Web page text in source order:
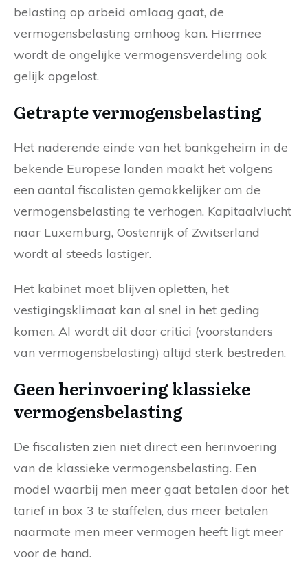
belasting op arbeid omlaag gaat, de
vermogensbelasting omhoog kan. Hiermee
wordt de ongelijke vermogensverdeling ook
gelijk opgelost.
Getrapte vermogensbelasting
Het naderende einde van het bankgeheim in de
bekende Europese landen maakt het volgens
een aantal fiscalisten gemakkelijker om de
vermogensbelasting te verhogen. Kapitaalvlucht
naar Luxemburg, Oostenrijk of Zwitserland
wordt al steeds lastiger.
Het kabinet moet blijven opletten, het
vestigingsklimaat kan al snel in het geding
komen. Al wordt dit door critici (voorstanders
van vermogensbelasting) altijd sterk bestreden.
Geen herinvoering klassieke
vermogensbelasting
De fiscalisten zien niet direct een herinvoering
van de klassieke vermogensbelasting. Een
model waarbij men meer gaat betalen door het
tarief in box 3 te staffelen, dus meer betalen
naarmate men meer vermogen heeft ligt meer
voor de hand.